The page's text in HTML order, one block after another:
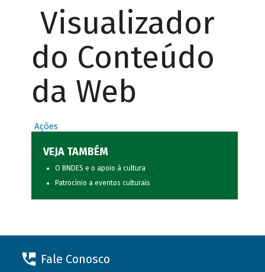
Visualizador
do Conteúdo
da Web
Ações
VEJA TAMBÉM
O BNDES e o apoio à cultura
Patrocínio a eventos culturais
Fale Conosco